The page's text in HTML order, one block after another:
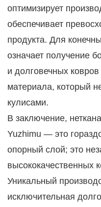
оптимизирует
обеспечивает
продукта. Для
означает получение
и долговечных
материала, который
кулисами.
В заключение,
Yuzhimu — это
опорный слой; это
высококачественных
Уникальный
исключительная